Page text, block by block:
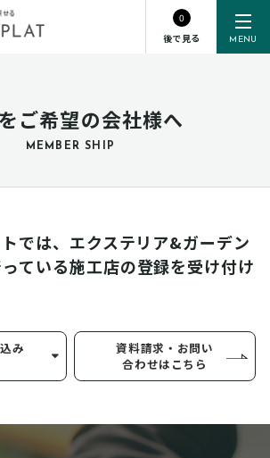
MENU
せる
0
後で見る
ご希望の会社様へ
MEMBER SHIP
では、エクステリア&ガーデン
ている施工店の登録を受け付け
み
資料請求・お問い
合わせはこちら